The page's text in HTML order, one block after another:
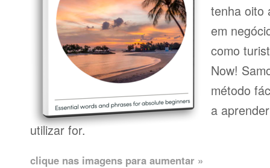
tenha oito
em
como
Now!
método
a
utilizar for.
clique nas imagens para aumentar »